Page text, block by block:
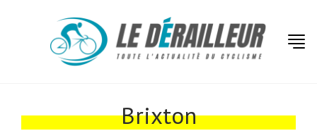
Brixton
Tests de produits